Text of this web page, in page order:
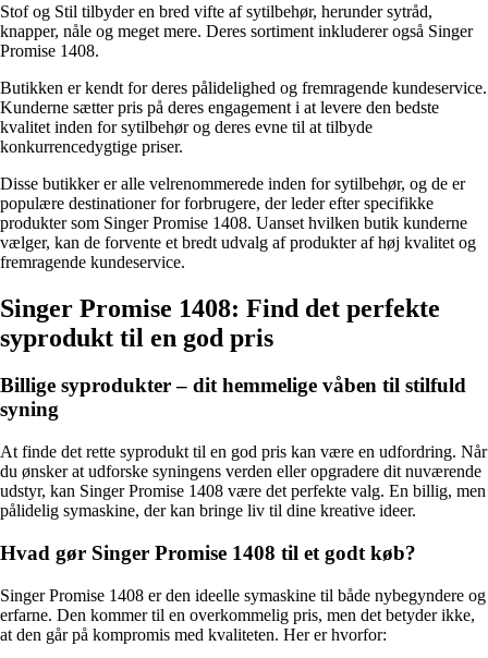
Stof og Stil tilbyder en bred vifte af sytilbehør, herunder sytråd,
knapper, nåle og meget mere. Deres sortiment inkluderer også Singer
Promise 1408.
Butikken er kendt for deres pålidelighed og fremragende kundeservice.
Kunderne sætter pris på deres engagement i at levere den bedste
kvalitet inden for sytilbehør og deres evne til at tilbyde
konkurrencedygtige priser.
Disse butikker er alle velrenommerede inden for sytilbehør, og de er
populære destinationer for forbrugere, der leder efter specifikke
produkter som Singer Promise 1408. Uanset hvilken butik kunderne
vælger, kan de forvente et bredt udvalg af produkter af høj kvalitet og
fremragende kundeservice.
Singer Promise 1408: Find det perfekte
syprodukt til en god pris
Billige syprodukter – dit hemmelige våben til stilfuld
syning
At finde det rette syprodukt til en god pris kan være en udfordring. Når
du ønsker at udforske syningens verden eller opgradere dit nuværende
udstyr, kan Singer Promise 1408 være det perfekte valg. En billig, men
pålidelig symaskine, der kan bringe liv til dine kreative ideer.
Hvad gør Singer Promise 1408 til et godt køb?
Singer Promise 1408 er den ideelle symaskine til både nybegyndere og
erfarne. Den kommer til en overkommelig pris, men det betyder ikke,
at den går på kompromis med kvaliteten. Her er hvorfor: